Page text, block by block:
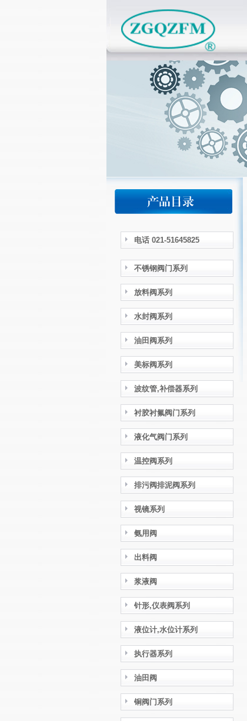
电话 021-51645825
不锈钢阀门系列
放料阀系列
水封阀系列
油田阀系列
美标阀系列
波纹管,补偿器系列
衬胶衬氟阀门系列
液化气阀门系列
温控阀系列
排污阀排泥阀系列
视镜系列
氨用阀
出料阀
浆液阀
针形,仪表阀系列
液位计,水位计系列
执行器系列
油田阀
铜阀门系列